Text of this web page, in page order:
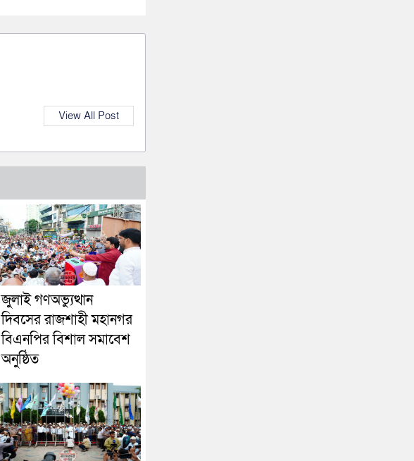
View All Post
জুলাই গণঅভ্যুত্থান
দিবসের রাজশাহী মহানগর
বিএনপির বিশাল সমাবেশ
অনুষ্ঠিত